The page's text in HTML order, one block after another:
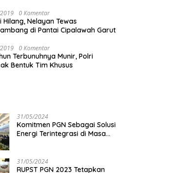
0 Komentar
Hilang, Nelayan Tewas
di Pantai Cipalawah Garut
0 Komentar
Terbunuhnya Munir, Polri
Bentuk Tim Khusus
31/05/2024
Komitmen PGN Sebagai Solusi
Energi Terintegrasi di Masa
31/05/2024
RUPST PGN 2023 Tetapkan